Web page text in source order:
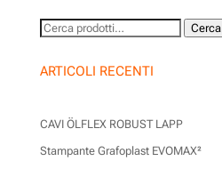
Cerca: Cerca
ARTICOLI RECENTI
CAVI ÖLFLEX ROBUST LAPP
Stampante Grafoplast EVOMAX²